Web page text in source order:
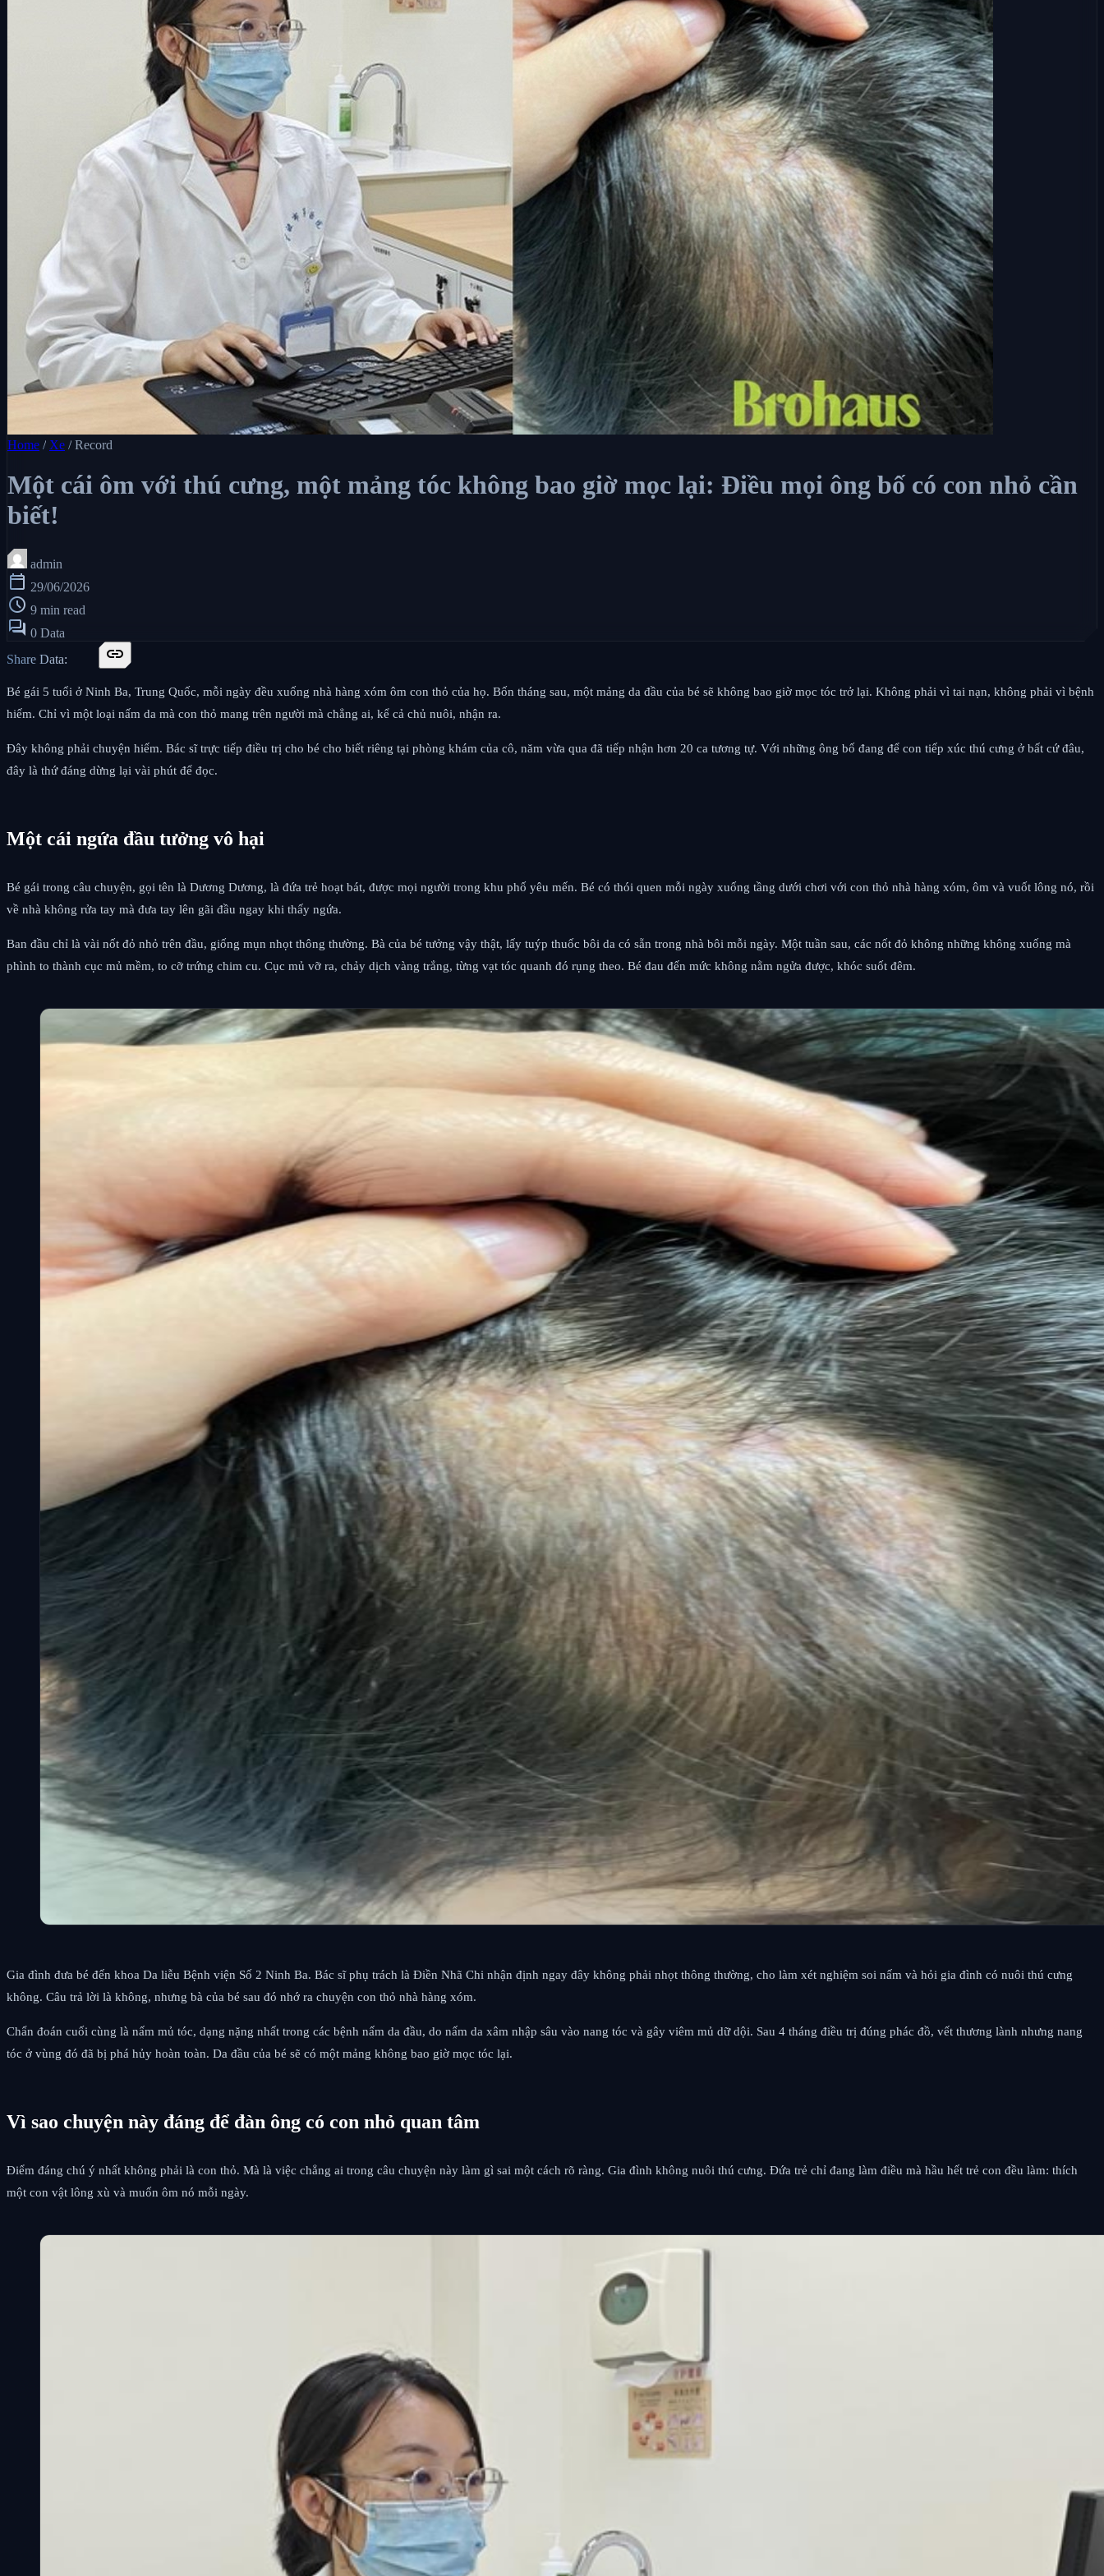
Home / Xe / Record
Một cái ôm với thú cưng, một mảng tóc không bao giờ mọc lại: Điều mọi ông bố có con nhỏ cần
biết!
admin
calendar_today 29/06/2026
schedule 9 min read
forum 0 Data
Share Data:
link
Bé gái 5 tuổi ở Ninh Ba, Trung Quốc, mỗi ngày đều xuống nhà hàng xóm ôm con thỏ của họ. Bốn tháng sau, một mảng da đầu của bé sẽ không bao giờ mọc tóc trở lại. Không phải vì tai nạn, không phải vì bệnh
hiếm. Chỉ vì một loại nấm da mà con thỏ mang trên người mà chẳng ai, kể cả chủ nuôi, nhận ra.
Đây không phải chuyện hiếm. Bác sĩ trực tiếp điều trị cho bé cho biết riêng tại phòng khám của cô, năm vừa qua đã tiếp nhận hơn 20 ca tương tự. Với những ông bố đang để con tiếp xúc thú cưng ở bất cứ đâu,
đây là thứ đáng dừng lại vài phút để đọc.
Một cái ngứa đầu tưởng vô hại
Bé gái trong câu chuyện, gọi tên là Dương Dương, là đứa trẻ hoạt bát, được mọi người trong khu phố yêu mến. Bé có thói quen mỗi ngày xuống tầng dưới chơi với con thỏ nhà hàng xóm, ôm và vuốt lông nó, rồi
về nhà không rửa tay mà đưa tay lên gãi đầu ngay khi thấy ngứa.
Ban đầu chỉ là vài nốt đỏ nhỏ trên đầu, giống mụn nhọt thông thường. Bà của bé tưởng vậy thật, lấy tuýp thuốc bôi da có sẵn trong nhà bôi mỗi ngày. Một tuần sau, các nốt đỏ không những không xuống mà
phình to thành cục mủ mềm, to cỡ trứng chim cu. Cục mủ vỡ ra, chảy dịch vàng trắng, từng vạt tóc quanh đó rụng theo. Bé đau đến mức không nằm ngửa được, khóc suốt đêm.
Gia đình đưa bé đến khoa Da liễu Bệnh viện Số 2 Ninh Ba. Bác sĩ phụ trách là Điền Nhã Chi nhận định ngay đây không phải nhọt thông thường, cho làm xét nghiệm soi nấm và hỏi gia đình có nuôi thú cưng
không. Câu trả lời là không, nhưng bà của bé sau đó nhớ ra chuyện con thỏ nhà hàng xóm.
Chẩn đoán cuối cùng là nấm mủ tóc, dạng nặng nhất trong các bệnh nấm da đầu, do nấm da xâm nhập sâu vào nang tóc và gây viêm mủ dữ dội. Sau 4 tháng điều trị đúng phác đồ, vết thương lành nhưng nang
tóc ở vùng đó đã bị phá hủy hoàn toàn. Da đầu của bé sẽ có một mảng không bao giờ mọc tóc lại.
Vì sao chuyện này đáng để đàn ông có con nhỏ quan tâm
Điểm đáng chú ý nhất không phải là con thỏ. Mà là việc chẳng ai trong câu chuyện này làm gì sai một cách rõ ràng. Gia đình không nuôi thú cưng. Đứa trẻ chỉ đang làm điều mà hầu hết trẻ con đều làm: thích
một con vật lông xù và muốn ôm nó mỗi ngày.